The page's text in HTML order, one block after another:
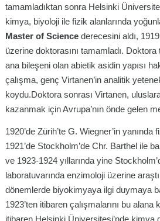
tamamladıktan sonra Helsinki
kimya, biyoloji ile fizik alanlarında
Master of Science derecesini aldı,
üzerine doktorasını tamamladı.
ana bileşeni olan abietik asidin yapısı
çalışma, genç Virtanen’in analitik
koydu.Doktora sonrası Virtanen,
kazanmak için Avrupa’nın önde gelen
1920’de Zürih’te G. Wiegner’in yanında
1921’de Stockholm’de Chr. Barthel ile
ve 1923-1924 yıllarında yine
laboratuvarında enzimoloji üzerine
dönemlerde biyokimyaya ilgi duymaya
1923’ten itibaren çalışmalarını bu alana
itibaren Helsinki Üniversitesi’nde kimya